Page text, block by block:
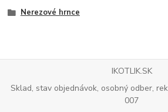
Nerezové hrnce
IKOTLIK.SK
Sklad, stav objednávok, osobný odber,
007